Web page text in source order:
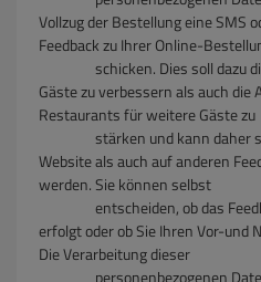
Vollzug der Bestellung eine SMS
Feedback zu Ihrer Online-
schicken. Dies soll dazu
Gäste zu verbessern als auch die
Restaurants für weitere Gäste zu
stärken und kann daher
Website als auch auf anderen
werden. Sie können selbst
entscheiden, ob das
erfolgt oder ob Sie Ihren Vor-und
Die Verarbeitung dieser
personenbezogenen Daten,